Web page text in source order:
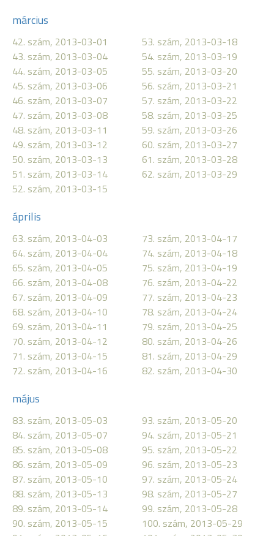
március
42. szám, 2013-03-01
43. szám, 2013-03-04
44. szám, 2013-03-05
45. szám, 2013-03-06
46. szám, 2013-03-07
47. szám, 2013-03-08
48. szám, 2013-03-11
49. szám, 2013-03-12
50. szám, 2013-03-13
51. szám, 2013-03-14
52. szám, 2013-03-15
53. szám, 2013-03-18
54. szám, 2013-03-19
55. szám, 2013-03-20
56. szám, 2013-03-21
57. szám, 2013-03-22
58. szám, 2013-03-25
59. szám, 2013-03-26
60. szám, 2013-03-27
61. szám, 2013-03-28
62. szám, 2013-03-29
április
63. szám, 2013-04-03
64. szám, 2013-04-04
65. szám, 2013-04-05
66. szám, 2013-04-08
67. szám, 2013-04-09
68. szám, 2013-04-10
69. szám, 2013-04-11
70. szám, 2013-04-12
71. szám, 2013-04-15
72. szám, 2013-04-16
73. szám, 2013-04-17
74. szám, 2013-04-18
75. szám, 2013-04-19
76. szám, 2013-04-22
77. szám, 2013-04-23
78. szám, 2013-04-24
79. szám, 2013-04-25
80. szám, 2013-04-26
81. szám, 2013-04-29
82. szám, 2013-04-30
május
83. szám, 2013-05-03
84. szám, 2013-05-07
85. szám, 2013-05-08
86. szám, 2013-05-09
87. szám, 2013-05-10
88. szám, 2013-05-13
89. szám, 2013-05-14
90. szám, 2013-05-15
93. szám, 2013-05-20
94. szám, 2013-05-21
95. szám, 2013-05-22
96. szám, 2013-05-23
97. szám, 2013-05-24
98. szám, 2013-05-27
99. szám, 2013-05-28
100. szám, 2013-05-29